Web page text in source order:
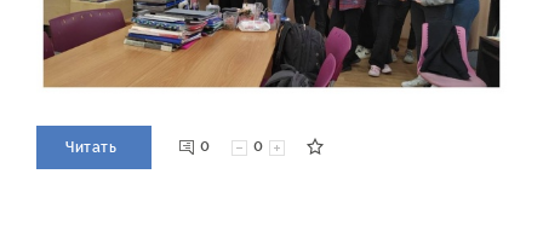
Читать 0 0